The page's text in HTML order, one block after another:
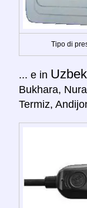
Tipo di
... e in
Bukhara,
Termiz,